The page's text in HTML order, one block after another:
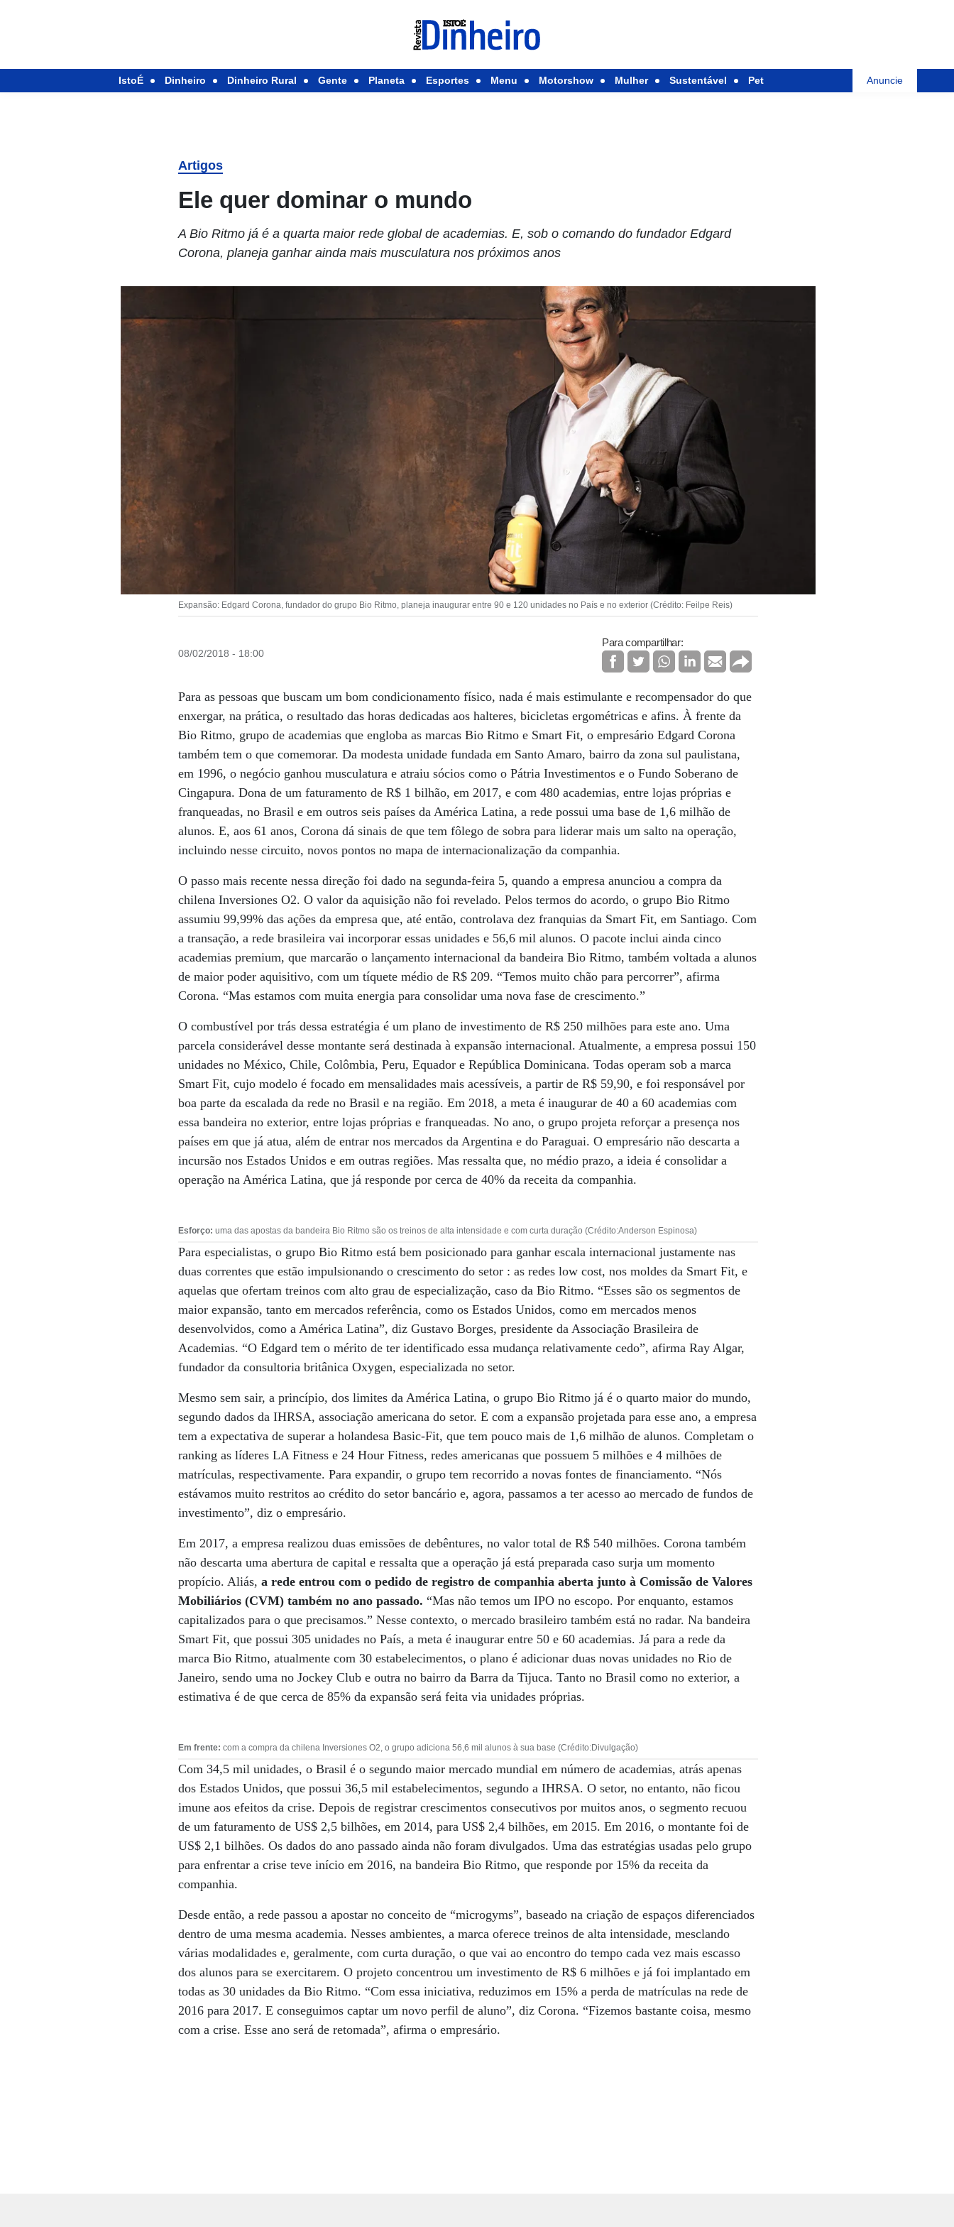
IstoÉ Dinheiro Dinheiro Rural Gente Planeta Esportes Menu Motorshow Mulher Sustentável Pet Anuncie
Artigos
Ele quer dominar o mundo
A Bio Ritmo já é a quarta maior rede global de academias. E, sob o comando do fundador Edgard
Corona, planeja ganhar ainda mais musculatura nos próximos anos
Expansão: Edgard Corona, fundador do grupo Bio Ritmo, planeja inaugurar entre 90 e 120 unidades no País e no exterior (Crédito: Feilpe Reis)
08/02/2018 - 18:00
Para compartilhar:
Para as pessoas que buscam um bom condicionamento físico, nada é mais estimulante e recompensador do que
enxergar, na prática, o resultado das horas dedicadas aos halteres, bicicletas ergométricas e afins. À frente da
Bio Ritmo, grupo de academias que engloba as marcas Bio Ritmo e Smart Fit, o empresário Edgard Corona
também tem o que comemorar. Da modesta unidade fundada em Santo Amaro, bairro da zona sul paulistana,
em 1996, o negócio ganhou musculatura e atraiu sócios como o Pátria Investimentos e o Fundo Soberano de
Cingapura. Dona de um faturamento de R$ 1 bilhão, em 2017, e com 480 academias, entre lojas próprias e
franqueadas, no Brasil e em outros seis países da América Latina, a rede possui uma base de 1,6 milhão de
alunos. E, aos 61 anos, Corona dá sinais de que tem fôlego de sobra para liderar mais um salto na operação,
incluindo nesse circuito, novos pontos no mapa de internacionalização da companhia.
O passo mais recente nessa direção foi dado na segunda-feira 5, quando a empresa anunciou a compra da
chilena Inversiones O2. O valor da aquisição não foi revelado. Pelos termos do acordo, o grupo Bio Ritmo
assumiu 99,99% das ações da empresa que, até então, controlava dez franquias da Smart Fit, em Santiago. Com
a transação, a rede brasileira vai incorporar essas unidades e 56,6 mil alunos. O pacote inclui ainda cinco
academias premium, que marcarão o lançamento internacional da bandeira Bio Ritmo, também voltada a alunos
de maior poder aquisitivo, com um tíquete médio de R$ 209. “Temos muito chão para percorrer”, afirma
Corona. “Mas estamos com muita energia para consolidar uma nova fase de crescimento.”
O combustível por trás dessa estratégia é um plano de investimento de R$ 250 milhões para este ano. Uma
parcela considerável desse montante será destinada à expansão internacional. Atualmente, a empresa possui 150
unidades no México, Chile, Colômbia, Peru, Equador e República Dominicana. Todas operam sob a marca
Smart Fit, cujo modelo é focado em mensalidades mais acessíveis, a partir de R$ 59,90, e foi responsável por
boa parte da escalada da rede no Brasil e na região. Em 2018, a meta é inaugurar de 40 a 60 academias com
essa bandeira no exterior, entre lojas próprias e franqueadas. No ano, o grupo projeta reforçar a presença nos
países em que já atua, além de entrar nos mercados da Argentina e do Paraguai. O empresário não descarta a
incursão nos Estados Unidos e em outras regiões. Mas ressalta que, no médio prazo, a ideia é consolidar a
operação na América Latina, que já responde por cerca de 40% da receita da companhia.
Esforço: uma das apostas da bandeira Bio Ritmo são os treinos de alta intensidade e com curta duração (Crédito:Anderson Espinosa)
Para especialistas, o grupo Bio Ritmo está bem posicionado para ganhar escala internacional justamente nas
duas correntes que estão impulsionando o crescimento do setor : as redes low cost, nos moldes da Smart Fit, e
aquelas que ofertam treinos com alto grau de especialização, caso da Bio Ritmo. “Esses são os segmentos de
maior expansão, tanto em mercados referência, como os Estados Unidos, como em mercados menos
desenvolvidos, como a América Latina”, diz Gustavo Borges, presidente da Associação Brasileira de
Academias. “O Edgard tem o mérito de ter identificado essa mudança relativamente cedo”, afirma Ray Algar,
fundador da consultoria britânica Oxygen, especializada no setor.
Mesmo sem sair, a princípio, dos limites da América Latina, o grupo Bio Ritmo já é o quarto maior do mundo,
segundo dados da IHRSA, associação americana do setor. E com a expansão projetada para esse ano, a empresa
tem a expectativa de superar a holandesa Basic-Fit, que tem pouco mais de 1,6 milhão de alunos. Completam o
ranking as líderes LA Fitness e 24 Hour Fitness, redes americanas que possuem 5 milhões e 4 milhões de
matrículas, respectivamente. Para expandir, o grupo tem recorrido a novas fontes de financiamento. “Nós
estávamos muito restritos ao crédito do setor bancário e, agora, passamos a ter acesso ao mercado de fundos de
investimento”, diz o empresário.
Em 2017, a empresa realizou duas emissões de debêntures, no valor total de R$ 540 milhões. Corona também
não descarta uma abertura de capital e ressalta que a operação já está preparada caso surja um momento
propício. Aliás,a rede entrou com o pedido de registro de companhia aberta junto à Comissão de Valores
Mobiliários (CVM) também no ano passado. “Mas não temos um IPO no escopo. Por enquanto, estamos
capitalizados para o que precisamos.” Nesse contexto, o mercado brasileiro também está no radar. Na bandeira
Smart Fit, que possui 305 unidades no País, a meta é inaugurar entre 50 e 60 academias. Já para a rede da
marca Bio Ritmo, atualmente com 30 estabelecimentos, o plano é adicionar duas novas unidades no Rio de
Janeiro, sendo uma no Jockey Club e outra no bairro da Barra da Tijuca. Tanto no Brasil como no exterior, a
estimativa é de que cerca de 85% da expansão será feita via unidades próprias.
Em frente: com a compra da chilena Inversiones O2, o grupo adiciona 56,6 mil alunos à sua base (Crédito:Divulgação)
Com 34,5 mil unidades, o Brasil é o segundo maior mercado mundial em número de academias, atrás apenas
dos Estados Unidos, que possui 36,5 mil estabelecimentos, segundo a IHRSA. O setor, no entanto, não ficou
imune aos efeitos da crise. Depois de registrar crescimentos consecutivos por muitos anos, o segmento recuou
de um faturamento de US$ 2,5 bilhões, em 2014, para US$ 2,4 bilhões, em 2015. Em 2016, o montante foi de
US$ 2,1 bilhões. Os dados do ano passado ainda não foram divulgados. Uma das estratégias usadas pelo grupo
para enfrentar a crise teve início em 2016, na bandeira Bio Ritmo, que responde por 15% da receita da
companhia.
Desde então, a rede passou a apostar no conceito de “microgyms”, baseado na criação de espaços diferenciados
dentro de uma mesma academia. Nesses ambientes, a marca oferece treinos de alta intensidade, mesclando
várias modalidades e, geralmente, com curta duração, o que vai ao encontro do tempo cada vez mais escasso
dos alunos para se exercitarem. O projeto concentrou um investimento de R$ 6 milhões e já foi implantado em
todas as 30 unidades da Bio Ritmo. “Com essa iniciativa, reduzimos em 15% a perda de matrículas na rede de
2016 para 2017. E conseguimos captar um novo perfil de aluno”, diz Corona. “Fizemos bastante coisa, mesmo
com a crise. Esse ano será de retomada”, afirma o empresário.